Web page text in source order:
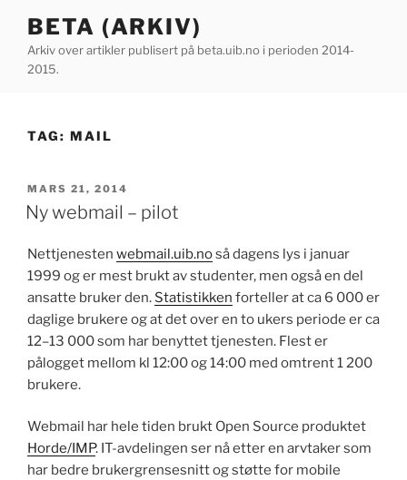
innhold
BETA (ARKIV)
Arkiv over artikler publisert på beta.uib.no i perioden 2014-
2015.
TAG: MAIL
PUBLISERT
MARS 21, 2014
Ny webmail – pilot
Nettjenesten webmail.uib.noså dagens lys i januar
1999 og er mest brukt av studenter, men også en del
ansatte bruker den. Statistikken forteller at ca 6 000 er
daglige brukere og at det over en to ukers periode er ca
12–13 000 som har benyttet tjenesten. Flest er
pålogget mellom kl 12:00 og 14:00 med omtrent 1 200
brukere.
Webmail har hele tiden brukt Open Source produktet
Horde/IMP. IT-avdelingen ser nå etter en arvtaker som
har bedre brukergrensesnitt og støtte for mobile